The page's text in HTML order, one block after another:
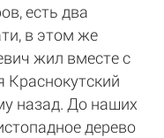
есть два
в этом же
жил вместе с
Краснокутский
назад. До наших
дерево